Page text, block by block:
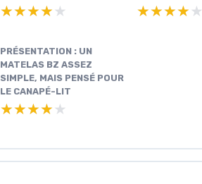
★★★★★
★★★★★ ★★★★★
★★★★★
PRÉSENTATION : UN
MATELAS BZ ASSEZ
SIMPLE, MAIS PENSÉ POUR
LE CANAPÉ-LIT
★★★★★
★★★★★